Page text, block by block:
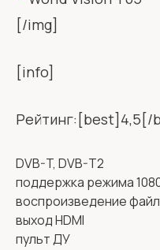
[/img]
[info]
Рейтинг:[best]4,5[/
DVB-T, DVB-T2
поддержка режима
воспроизведение
выход HDMI
пульт ДУ